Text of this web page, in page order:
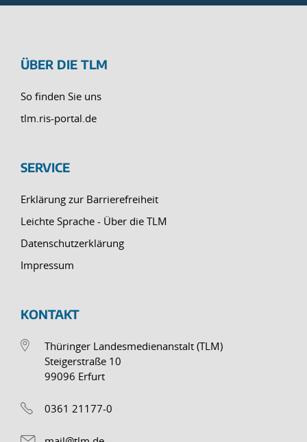
ÜBER DIE TLM
So finden Sie uns
tlm.ris-portal.de
SERVICE
Erklärung zur Barrierefreiheit
Leichte Sprache - Über die TLM
Datenschutzerklärung
Impressum
KONTAKT
Thüringer Landesmedienanstalt (TLM)
Steigerstraße 10
99096 Erfurt
0361 21177-0